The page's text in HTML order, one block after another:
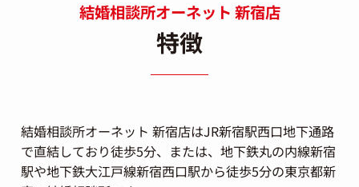
結婚相談所オーネット 新宿店
特徴
結婚相談所オーネット 新宿店はJR新宿駅西口地下通路
で直結しており徒歩5分、または、地下鉄丸の内線新宿
駅や地下鉄大江戸線新宿西口駅から徒歩5分の東京都新